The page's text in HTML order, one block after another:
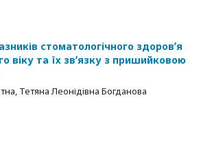
стоматологічного здоровʼя
віку та їх звʼязку з пришийковою
Тетяна Леонідівна Богданова